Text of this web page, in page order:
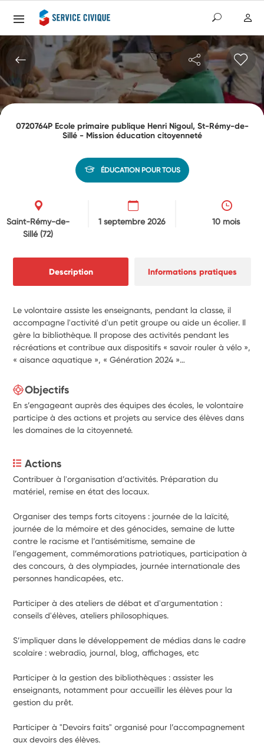
0720764P Ecole primaire publique Henri Nigoul, St-Rémy-de-
Sillé - Mission éducation citoyenneté
ÉDUCATION POUR TOUS
Saint-Rémy-de-
Sillé(72)
1 septembre 2026 10 mois
Description Informations pratiques
Le volontaire assiste les enseignants, pendant la classe, il
accompagne l'activité d'un petit groupe ou aide un écolier. Il
gère la bibliothèque. Il propose des activités pendant les
récréations et contribue aux dispositifs « savoir rouler à vélo »,
« aisance aquatique », « Génération 2024 »…
Objectifs
En s’engageant auprès des équipes des écoles, le volontaire
participe à des actions et projets au service des élèves dans
les domaines de la citoyenneté.
Actions
Contribuer à l'organisation d’activités. Préparation du
matériel, remise en état des locaux.
Organiser des temps forts citoyens : journée de la laïcité,
journée de la mémoire et des génocides, semaine de lutte
contre le racisme et l’antisémitisme, semaine de
l’engagement, commémorations patriotiques, participation à
des concours, à des olympiades, journée internationale des
personnes handicapées, etc.
Participer à des ateliers de débat et d'argumentation :
conseils d'élèves, ateliers philosophiques.
S’impliquer dans le développement de médias dans le cadre
scolaire : webradio, journal, blog, affichages, etc
Participer à la gestion des bibliothèques : assister les
enseignants, notamment pour accueillir les élèves pour la
gestion du prêt.
Participer à "Devoirs faits" organisé pour l’accompagnement
aux devoirs des élèves.